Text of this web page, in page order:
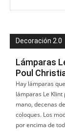
Decoración 2.0
Lámparas
Poul
Hay lámparas
lámparas Le
mano, decenas
coloques. Los
por encima de